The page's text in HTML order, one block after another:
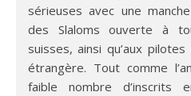
sérieuses avec une
des Slaloms ouverte à
suisses, ainsi qu’aux
étrangère. Tout comme
faible nombre d’inscrits